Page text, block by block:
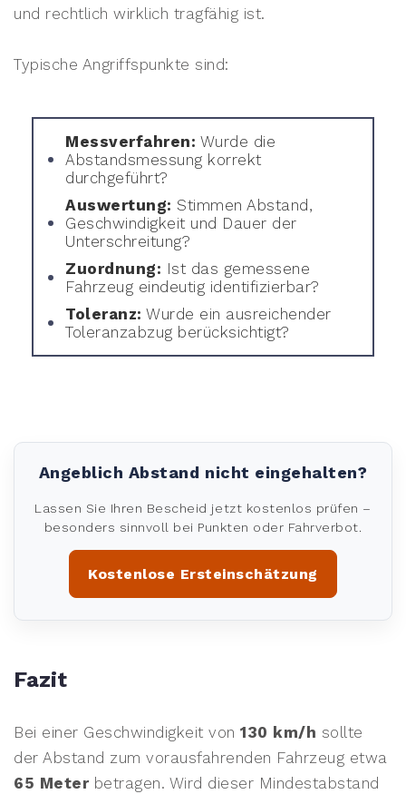
und rechtlich wirklich tragfähig ist.
Typische Angriffspunkte sind:
Messverfahren: Wurde die
Abstandsmessung korrekt
durchgeführt?
Auswertung: Stimmen Abstand,
Geschwindigkeit und Dauer der
Unterschreitung?
Zuordnung: Ist das gemessene
Fahrzeug eindeutig identifizierbar?
Toleranz: Wurde ein ausreichender
Toleranzabzug berücksichtigt?
Angeblich Abstand nicht eingehalten?
Lassen Sie Ihren Bescheid jetzt kostenlos prüfen –
besonders sinnvoll bei Punkten oder Fahrverbot.
Kostenlose Ersteinschätzung
Fazit
Bei einer Geschwindigkeit von130 km/h sollte
der Abstand zum vorausfahrenden Fahrzeug etwa
65 Meter betragen. Wird dieser Mindestabstand